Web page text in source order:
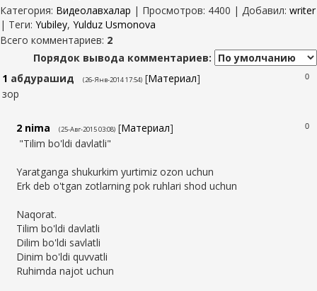
Категория: Видеолавхалар | Просмотров: 4400 | Добавил: writer
| Теги: Yubiley, Yulduz Usmonova
Всего комментариев: 2
Порядок вывода комментариев:
0
1 абдурашид (26-Янв-2014 17:54) [Материал]
зор
0
2 nima (25-Авг-2015 03:08) [Материал]
"Tilim bo'ldi davlatli"
Yaratganga shukurkim yurtimiz ozon uchun
Erk deb o'tgan zotlarning pok ruhlari shod uchun
Naqorat.
Tilim bo'ldi davlatli
Dilim bo'ldi savlatli
Dinim bo'ldi quvvatli
Ruhimda najot uchun